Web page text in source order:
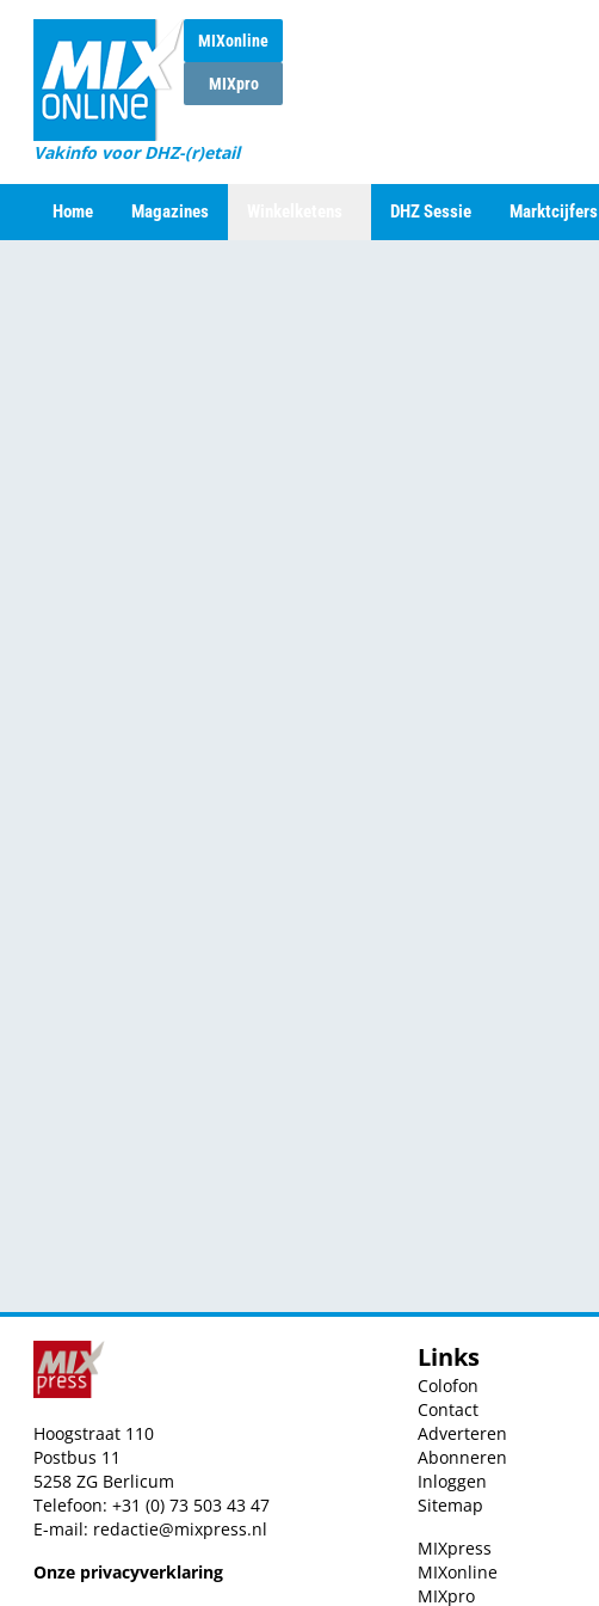
MIXonline
MIXpro
Vakinfo voor DHZ-(r)etail
Home Magazines DHZ Sessie Marktcijfers
Hoogstraat 110
Postbus 11
5258 ZG Berlicum
Telefoon: +31 (0) 73 503 43 47
E-mail: redactie@mixpress.nl
Onze privacyverklaring
Links
Colofon
Contact
Adverteren
Abonneren
Inloggen
Sitemap
MIXpress
MIXonline
MIXpro